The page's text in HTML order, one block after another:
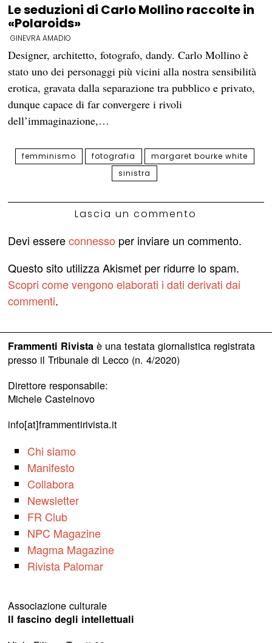
Le seduzioni di Carlo Mollino raccolte in
«Polaroids»
GINEVRA AMADIO
Designer, architetto, fotografo, dandy. Carlo Mollino è
stato uno dei personaggi più vicini alla nostra sensibilità
erotica, gravata dalla separazione tra pubblico e privato,
dunque capace di far convergere i rivoli
dell’immaginazione,…
femminismo fotografia
margaret bourke white
sinistra
Lascia un commento
Devi essereconnesso per inviare un commento.
Questo sito utilizza Akismet per ridurre lo spam.
Scopri come vengono elaborati i dati derivati dai
commenti.
Frammenti Rivistaè una testata giornalistica registrata
presso il Tribunale di Lecco (n. 4/2020)
Direttore responsabile:
Michele Castelnovo
info[at]frammentirivista.it
Chi siamo
Manifesto
Collabora
Newsletter
FR Club
NPC Magazine
Magma Magazine
Rivista Palomar
Associazione culturale
Il fascino degli intellettuali